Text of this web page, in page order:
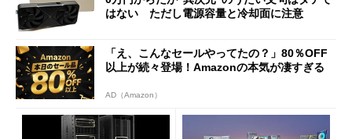
はない ただし電源容量と冷却面に注意
「え、こんなセールやってたの？」80％OFF
以上が続々登場！Amazonの本気が凄すぎる
AD（Amazon）